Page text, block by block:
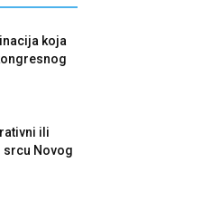
koja
ili
srcu Novog